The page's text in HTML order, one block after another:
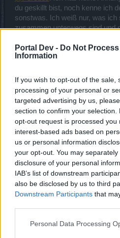
Portal Dev - Do Not
Information
If you wish to opt-out of the sale,
processing of your personal or
targeted advertising by us,
section to confirm your
opt-out request is processed you
interest-based ads based on
us or personal information
your opt-out. You may
disclosure of your personal
IAB’s list of downstream
also be disclosed by us to third
Downstream Participants that
Personal Data Processing
du geskillt bist, noch kenne ich
sonstwas. Ich weiß nur, was ich
zusammen unterwegs sind und
diesen Bildern gesehen habe.
nicht. Sonst würdest du ja hier
manchmal ist es besser, sich
konzentrieren. Ich persönlich
Kampf mal eben zu switchen.
ich gehöre nicht dazu.
Ich hab genau drei Skillbars und
Skillung 1 ist meine Standart-
bei normalen Gruppenruns
Für die nutze ich Skillbar 1, die,
habe.
Für Blutkisten nehm ich die
zum Durchrushen auf Skillbar
vorwärtskommen.